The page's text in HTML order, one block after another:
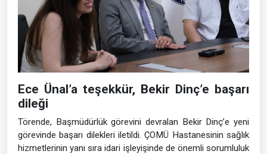
Ece Ünal’a teşekkür, Bekir Dinç’e başarı
dileği
Törende, Başmüdürlük görevini devralan Bekir Dinç’e yeni
görevinde başarı dilekleri iletildi. ÇOMÜ Hastanesinin sağlık
hizmetlerinin yanı sıra idari işleyişinde de önemli sorumluluk